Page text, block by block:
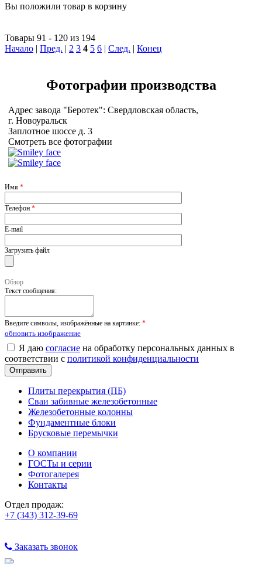
Вы положили товар в корзину
Товары 91 - 120 из 194
Начало | Пред. | 2 3 4 5 6 | След. | Конец
Фотографии производства
Адрес завода "Беротек": Свердловская область,
г. Новоуральск
Заплотное шоссе д. 3
Смотреть все фотографии
Имя *
Телефон *
E-mail
Загрузить файл
Обзор
Текст сообщения:
Введите символы, изображённые на картинке: *
обновить изображение
Я даю согласие на обработку персональных данных в
соответствии с политикой конфиденциальности
Плиты перекрытия (ПБ)
Сваи забивные железобетонные
Железобетонные колонны
Фундаментные блоки
Брусковые перемычки
О компании
ГОСТы и серии
Фотогалерея
Контакты
Отдел продаж:
+7 (343) 312-39-69
Заказать звонок